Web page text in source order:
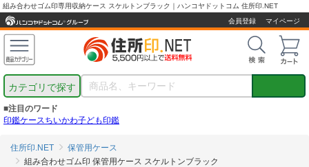
組み合わせゴム印専用収納ケース スケルトンブラック｜ハンコヤドットコム 住所印.NET
会員登録
マイページ
カテゴリで探す
■注目のワード
印鑑ケースちいかわ子ども印鑑
住所印.NET
保管用ケース
組み合わせゴム印 保管用ケース スケルトンブラック